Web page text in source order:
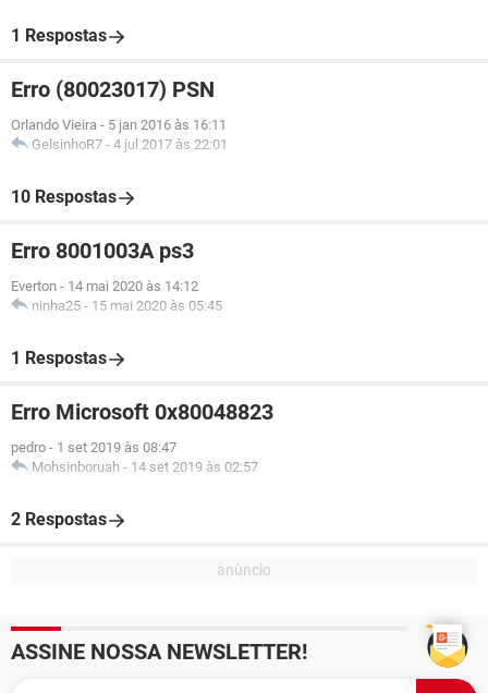
1 Respostas
Erro (80023017) PSN
Orlando Vieira - 5 jan 2016 às 16:11
GelsinhoR7 - 4 jul 2017 às 22:01
10 Respostas
Erro 8001003A ps3
Everton - 14 mai 2020 às 14:12
ninha25 - 15 mai 2020 às 05:45
1 Respostas
Erro Microsoft 0x80048823
pedro - 1 set 2019 às 08:47
Mohsinboruah - 14 set 2019 às 02:57
2 Respostas
ASSINE NOSSA NEWSLETTER!